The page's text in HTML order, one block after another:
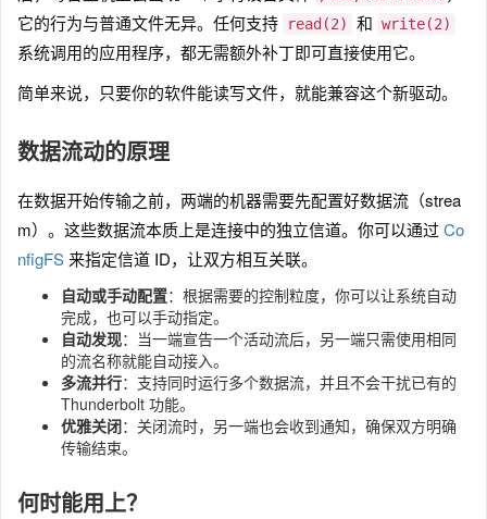
它的行为与普通文件无异。任何支持
read(2) 和 write(2)
系统调用的应用程序，都无需额外补丁即可直接使用它。
简单来说，只要你的软件能读写文件，就能兼容这个新驱动。
数据流动的原理
在数据开始传输之前，两端的机器需要先配置好数据流（strea
m）。这些数据流本质上是连接中的独立信道。你可以通过 Co
nfigFS来指定信道 ID，让双方相互关联。
自动或手动配置：根据需要的控制粒度，你可以让系统自动
完成，也可以手动指定。
自动发现：当一端宣告一个活动流后，另一端只需使用相同
的流名称就能自动接入。
多流并行：支持同时运行多个数据流，并且不会干扰已有的
Thunderbolt 功能。
优雅关闭：关闭流时，另一端也会收到通知，确保双方明确
传输结束。
何时能用上？